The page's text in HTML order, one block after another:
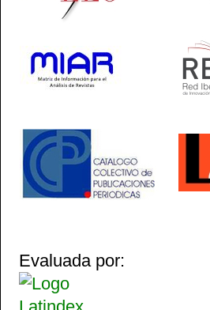
Evaluada por: